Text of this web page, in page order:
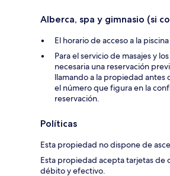
Alberca, spa y gimnasio (si
El horario de acceso a la
Para el servicio de masajes y
necesaria una reservación
llamando a la propiedad antes
el número que figura en la
reservación.
Políticas
Esta propiedad no dispone de
Esta propiedad acepta tarjetas de
débito y efectivo.